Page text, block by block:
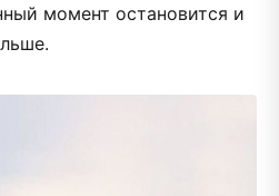
момент остановится и